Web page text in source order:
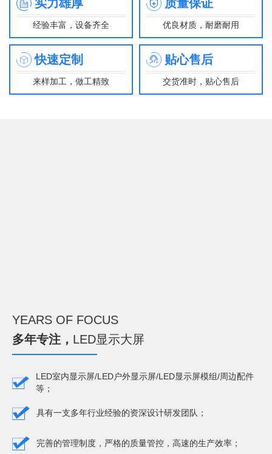
实力雄厚
经验丰富，设备齐全
质量保证
优良材质，耐磨耐用
快速定制
来样加工，做工精致
贴心售后
交货准时，贴心售后
YEARS OF FOCUS
多年专注， LED显示大屏
LED室内显示屏/LED户外显示屏/LED显示屏模组/周边配件
等；
具有一支多年行业经验的资深设计研发团队；
完善的管理制度，严格的质量管控，高速的生产效率；